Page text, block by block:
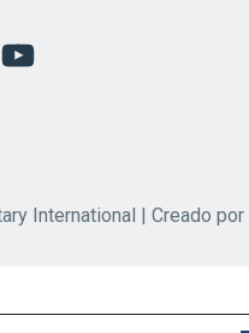
YouTube
International | Creado por